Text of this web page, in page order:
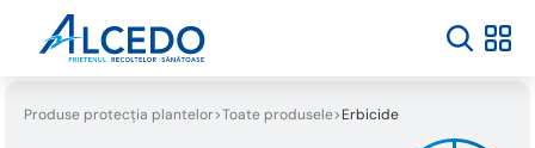
Produse protecția plantelor Toate produsele Erbicide